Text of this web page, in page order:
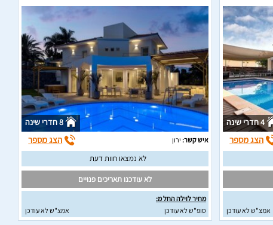
4 חדרי שינה
הצג מספר
אמצ"ש לא עודכן
8 חדרי שינה
איש קשר: ירון הצג מספר
לא נמצאו חוות דעת
לא עודכנו תאריכים פנויים
מחיר לוילה החל מ:
סופ"ש לא עודכן
אמצ"ש לא עודכן